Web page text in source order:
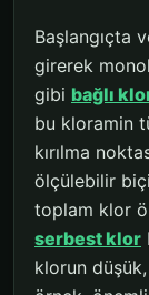
Başlangıçta
girerek
gibi bağlı
bu kloramin
kırılma
ölçülebilir
toplam klor
serbest klor
klorun